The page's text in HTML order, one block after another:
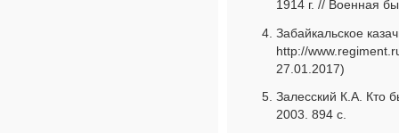
1914 г. // Военная
Забайкальское
http://
27.01.2017)
Залесский К.А. Кто
2003. 894 с.